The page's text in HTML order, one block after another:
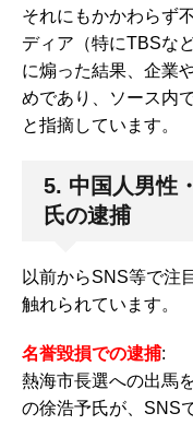
それにもかかわらず
ディア（特にTBSな
に煽った結果、企業
めであり、ソース内
と指摘しています。
5. 中国人男性
氏の逮捕
以前からSNS等で注
触れられています。
名誉毀損での逮捕:
熱海市長選への出馬
の徐浩予氏が、SNS